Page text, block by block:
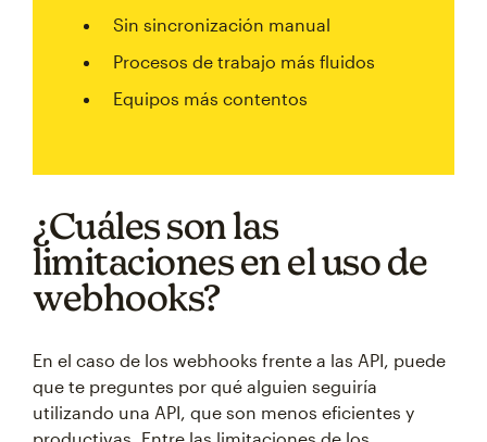
Sin sincronización manual
Procesos de trabajo más fluidos
Equipos más contentos
¿Cuáles son las
limitaciones en el uso de
webhooks?
En el caso de los webhooks frente a las API, puede
que te preguntes por qué alguien seguiría
utilizando una API, que son menos eficientes y